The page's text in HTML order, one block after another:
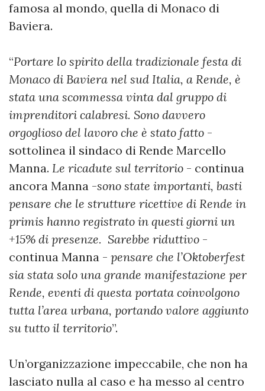
famosa al mondo, quella di Monaco di
Baviera.
“Portare lo spirito della tradizionale festa di
Monaco di Baviera nel sud Italia, a Rende, è
stata una scommessa vinta dal gruppo di
imprenditori calabresi. Sono davvero
orgoglioso del lavoro che è stato fatto -
sottolinea il sindaco di Rende Marcello
Manna. Le ricadute sul territorio - continua
ancora Manna -sono state importanti, basti
pensare che le strutture ricettive di Rende in
primis hanno registrato in questi giorni un
+15% di presenze. Sarebbe riduttivo -
continua Manna - pensare che l’Oktoberfest
sia stata solo una grande manifestazione per
Rende, eventi di questa portata coinvolgono
tutta l’area urbana, portando valore aggiunto
su tutto il territorio”.
Un’organizzazione impeccabile, che non ha
lasciato nulla al caso e ha messo al centro